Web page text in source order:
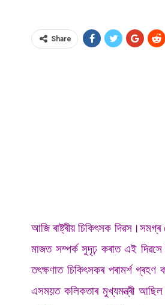
Share
আজি ৰাষ্ট্ৰীয় চিকিৎসক
মাজত সম্পৰ্ক সুদৃঢ় কৰাত এই
তৎক্ষণাত চিকিৎসকৰ পৰামৰ্শ
এসময়ত কলিকতাৰ মুখ্যমন্ত্ৰী